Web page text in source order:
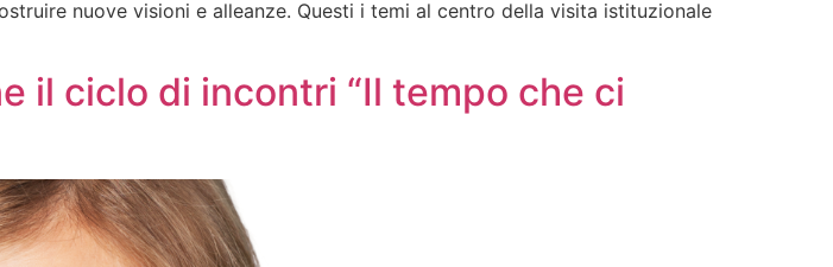
nuove visioni e alleanze. Questi i temi al centro della visita istituzionale
il ciclo di incontri “Il tempo che ci